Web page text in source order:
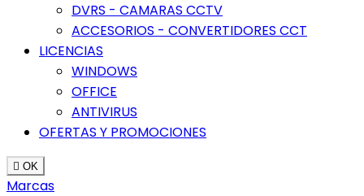
DVRS - CAMARAS CCTV
ACCESORIOS - CONVERTIDORES CCT
LICENCIAS
WINDOWS
OFFICE
ANTIVIRUS
OFERTAS Y PROMOCIONES
 OK
Marcas